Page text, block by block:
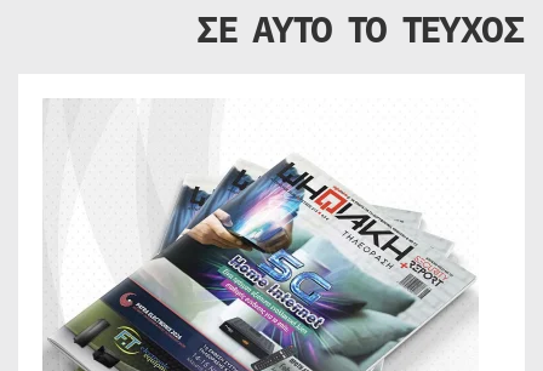
ΣΕ ΑΥΤΟ ΤΟ ΤΕΥΧΟΣ